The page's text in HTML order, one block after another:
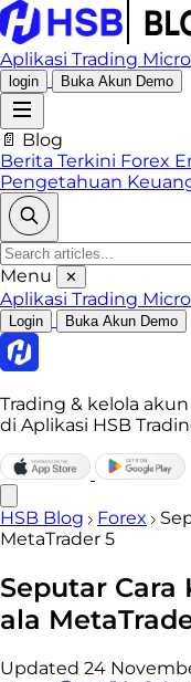
Aplikasi Trading
login Buka Akun Demo
📄 Blog
Berita Terkini Forex
Pengetahuan
Menu ✕
Aplikasi Trading
Login Buka Akun Demo
Trading & kelola akun
di Aplikasi HSB
HSB Blog Forex
MetaTrader 5
Seputar Cara
ala
Updated 24